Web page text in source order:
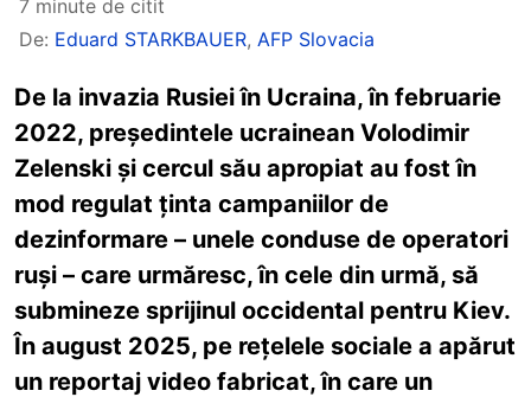
7 minute de citit
De: Eduard STARKBAUER, AFP Slovacia
De la invazia Rusiei în Ucraina, în februarie
2022, președintele ucrainean Volodimir
Zelenski și cercul său apropiat au fost în
mod regulat ținta campaniilor de
dezinformare – unele conduse de operatori
ruși – care urmăresc, în cele din urmă, să
submineze sprijinul occidental pentru Kiev.
În august 2025, pe rețelele sociale a apărut
un reportaj video fabricat, în care un